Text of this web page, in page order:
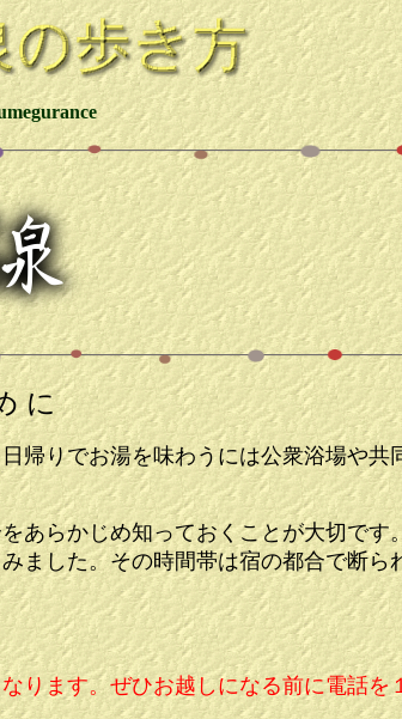
に
帰りでお湯を味わうには公衆浴場や共
あらかじめ知っておくことが大切です
ました。その時間帯は宿の都合で断ら
ります。ぜひお越しになる前に電話を